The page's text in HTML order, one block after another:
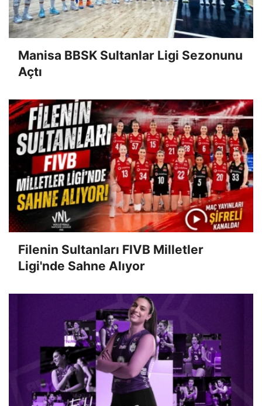
Manisa BBSK Sultanlar Ligi Sezonunu
Açtı
Filenin Sultanları FIVB Milletler
Ligi'nde Sahne Alıyor